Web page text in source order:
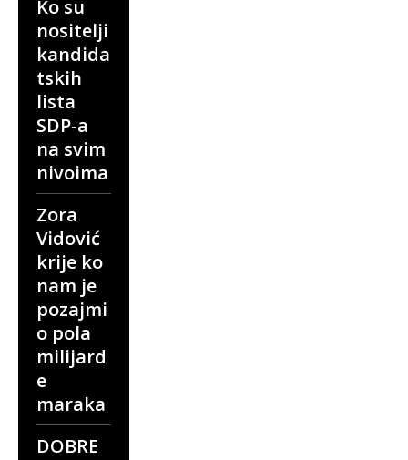
Ko su
nositelji
kandida
tskih
lista
SDP-a
na svim
nivoima
Zora
Vidović
krije ko
nam je
pozajmi
o pola
milijard
e
maraka
DOBRE